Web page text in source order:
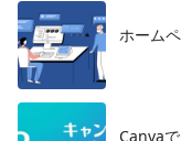
ホーム
​Canva